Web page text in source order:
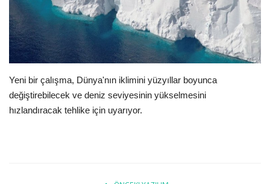
Tubitak
Teknoloji Kurumu
Teknoloji
Yazılım Dilleri
Yeni bir çalışma, Dünya'nın iklimini yüzyıllar boyunca
değiştirebilecek ve deniz seviyesinin yükselmesini
hızlandıracak tehlike için uyarıyor.